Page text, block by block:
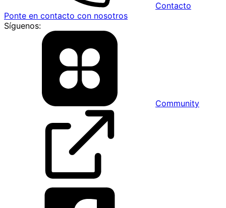
Contacto
Ponte en contacto con nosotros
Síguenos:
Community